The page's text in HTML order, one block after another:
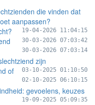
die vinden dat
aanpassen?
19-04-2026 11:04:15
30-03-2026 07:03:42
30-03-2026 07:03:14
zijn
03-10-2025 01:10:50
of
02-10-2025 06:10:15
gevoelens, keuzes
19-09-2025 05:09:35